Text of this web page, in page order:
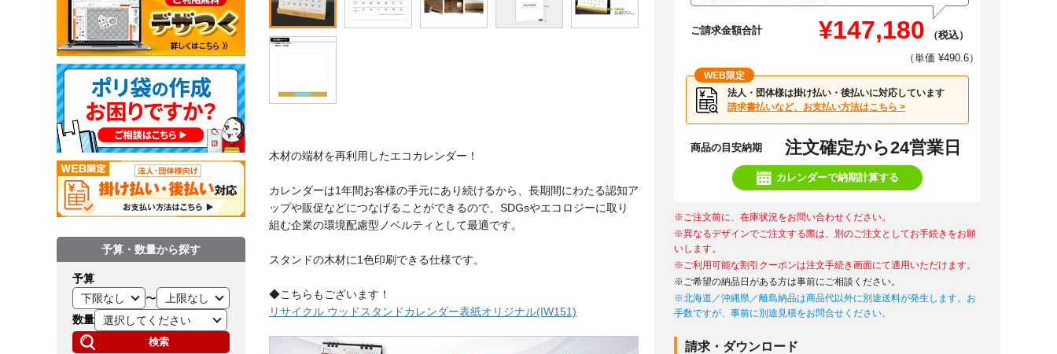
木材の端材を再利用したエコカレンダー！
カレンダーは1年間お客様の手元にあり続けるから、長期間にわたる認知ア
ップや販促などにつなげることができるので、SDGsやエコロジーに取り
組む企業の環境配慮型ノベルティとして最適です。
スタンドの木材に1色印刷できる仕様です。
◆こちらもございます！
リサイクル ウッドスタンドカレンダー表紙オリジナル(IW151)
ご請求金額合計 ¥147,180
（税込）
（単価 ¥490.6）
WEB限定
法人・団体様は掛け払い・後払いに対応しています
請求書払いなど、お支払い方法はこちら >
商品の目安納期 注文確定から24営業日
カレンダーで納期計算する
※ご注文前に、在庫状況をお問い合わせください。
※異なるデザインでご注文する際は、別のご注文としてお手続きをお願
いします。
※ご利用可能な割引クーポンは注文手続き画面にて適用いただけます。
※ご希望の納品日がある方は事前にご相談ください。
※北海道／沖縄県／離島納品は商品代以外に別途送料が発生します。お
手数ですが、事前に別途見積をお問合せください。
請求・ダウンロード
予算・数量から探す
予算
〜
数量
検索